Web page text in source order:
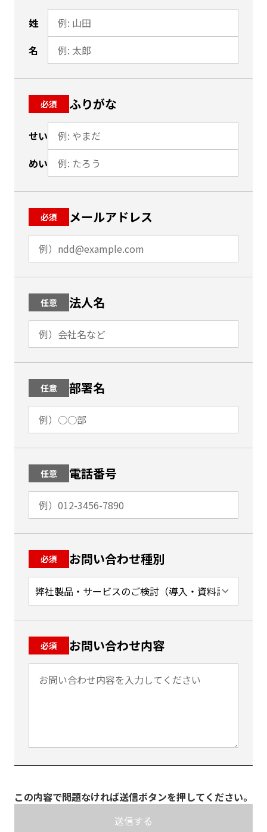
姓
名
必須 ふりがな
せい
めい
必須 メールアドレス
任意 法人名
任意 部署名
任意 電話番号
必須 お問い合わせ種別
必須 お問い合わせ内容
この内容で問題なければ送信ボタンを押してください。